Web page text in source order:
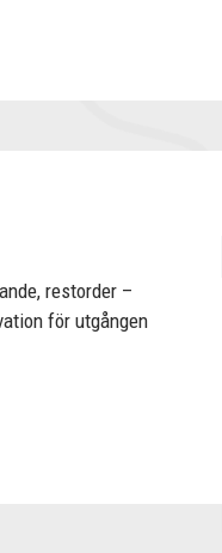
restorder –
för utgången